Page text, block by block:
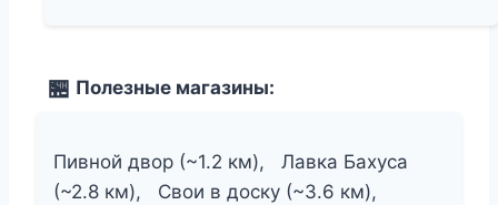
Полезные магазины:
Пивной двор (~1.2 км),
Лавка Бахуса
(~2.8 км),
Свои в доску (~3.6 км),